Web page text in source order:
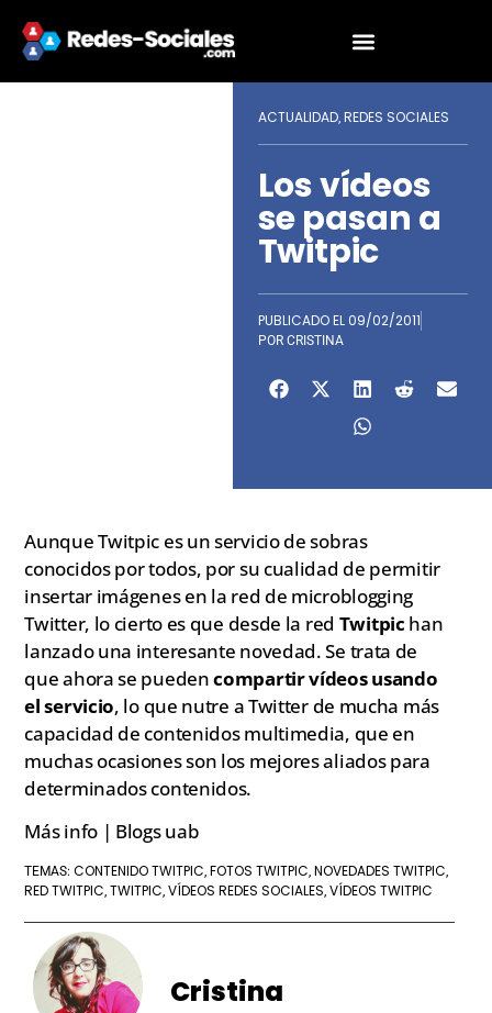
ACTUALIDAD, REDES SOCIALES
Los vídeos
se pasan a
Twitpic
PUBLICADO EL 09/02/2011
POR CRISTINA
Aunque Twitpic es un servicio de sobras
conocidos por todos, por su cualidad de permitir
insertar imágenes en la red de microblogging
Twitter, lo cierto es que desde la red Twitpic han
lanzado una interesante novedad. Se trata de
que ahora se puedencompartir vídeos usando
el servicio, lo que nutre a Twitter de mucha más
capacidad de contenidos multimedia, que en
muchas ocasiones son los mejores aliados para
determinados contenidos.
Más info | Blogs uab
TEMAS:CONTENIDO TWITPIC ,FOTOS TWITPIC ,NOVEDADES TWITPIC
RED TWITPIC ,TWITPIC ,VÍDEOS REDES SOCIALES ,VÍDEOS TWITPIC
Cristina